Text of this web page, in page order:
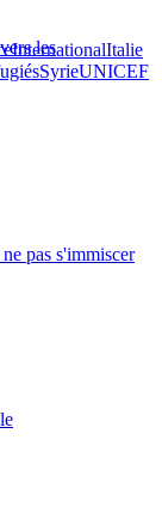
les
InternationalItalie
SyrieUNICEF
pas s'immiscer